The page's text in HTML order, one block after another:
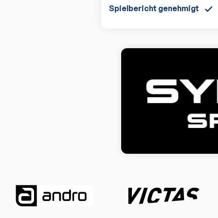
Spielbericht genehmigt